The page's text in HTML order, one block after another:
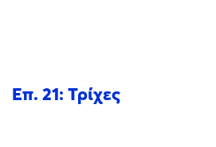
Επ. 21: Τρίχες